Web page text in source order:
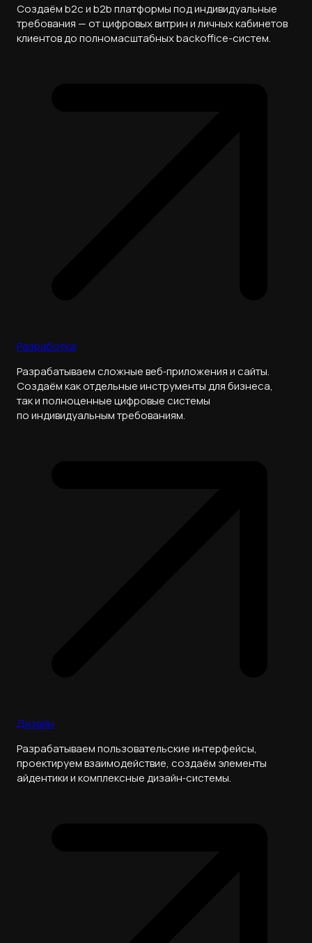
Создаём b2c и b2b платформы под индивидуальные
требования — от цифровых витрин и личных кабинетов
клиентов до полномасштабных backoffice-систем.
Разработка
Разрабатываем сложные веб‑приложения и сайты.
Создаём как отдельные инструменты для бизнеса,
так и полноценные цифровые системы
по индивидуальным требованиям.
Дизайн
Разрабатываем пользовательские интерфейсы,
проектируем взаимодействие, создаём элементы
айдентики и комплексные дизайн‑системы.